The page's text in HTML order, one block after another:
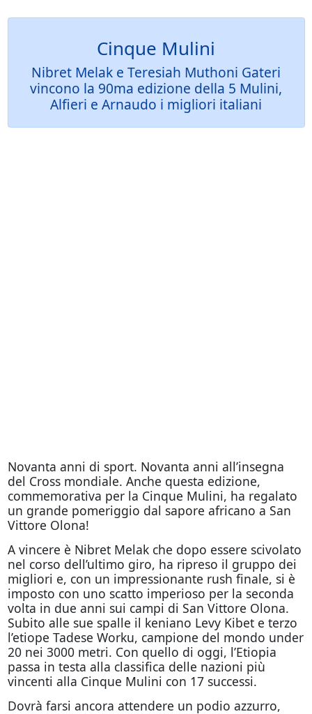
Cinque Mulini
Nibret Melak e Teresiah Muthoni Gateri
vincono la 90ma edizione della 5 Mulini,
Alfieri e Arnaudo i migliori italiani
Novanta anni di sport. Novanta anni all’insegna
del Cross mondiale. Anche questa edizione,
commemorativa per la Cinque Mulini, ha regalato
un grande pomeriggio dal sapore africano a San
Vittore Olona!
A vincere è Nibret Melak che dopo essere scivolato
nel corso dell’ultimo giro, ha ripreso il gruppo dei
migliori e, con un impressionante rush finale, si è
imposto con uno scatto imperioso per la seconda
volta in due anni sui campi di San Vittore Olona.
Subito alle sue spalle il keniano Levy Kibet e terzo
l’etiope Tadese Worku, campione del mondo under
20 nei 3000 metri. Con quello di oggi, l’Etiopia
passa in testa alla classifica delle nazioni più
vincenti alla Cinque Mulini con 17 successi.
Dovrà farsi ancora attendere un podio azzurro,